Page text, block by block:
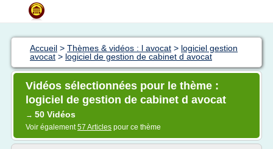
Accueil > Thèmes & vidéos : l avocat > logiciel gestion
avocat > logiciel de gestion de cabinet d avocat
Vidéos sélectionnées pour le thème :
logiciel de gestion de cabinet d avocat
→ 50 Vidéos
Voir également57 Articles pour ce thème